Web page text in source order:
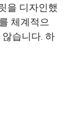
을 디자인했
체계적으
습니다. 하